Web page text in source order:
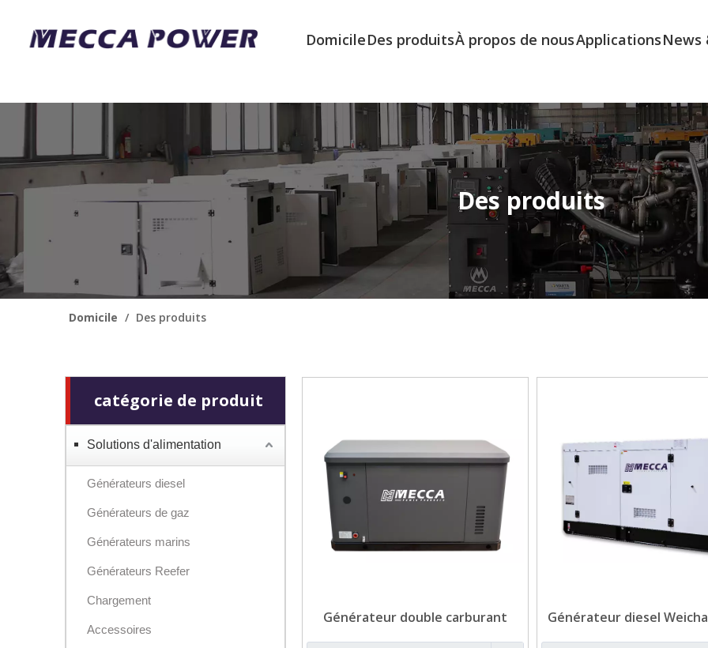
DomicileDes produitsÀ propos de nousApplicationsNews
Des produits
Domicile / Des produits
catégorie de produit
Solutions d'alimentation
Générateurs diesel
Générateurs de gaz
Générateurs marins
Générateurs Reefer
Chargement
Accessoires
Générateur double carburant
GPL/NG 8KW-24KW pour la veille à
Générateur diesel
efficace de 900kva-